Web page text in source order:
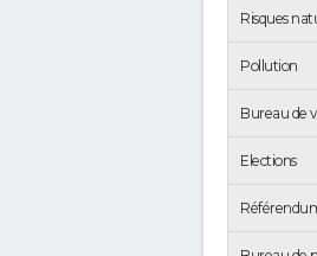
Risques
Pollution
Bureau de
Elections